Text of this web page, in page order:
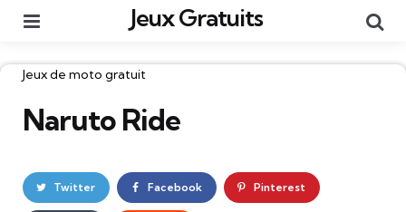
Jeux Gratuits
Catégories
Jeux de moto gratuit
Naruto Ride
Twitter Facebook Pinterest